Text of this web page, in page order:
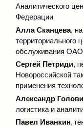
Аналитического
Федерации
Алла Сканцева,
территориального
обслуживания
Сергей Петриди,
Новороссийской
применения
Александр
логистика и
Павел Иванкин,